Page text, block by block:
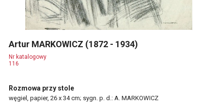
Artur MARKOWICZ (1872 - 1934)
Nr katalogowy
116
Rozmowa przy stole
węgiel, papier, 26 x 34 cm; sygn. p. d.: A. MARKOWICZ